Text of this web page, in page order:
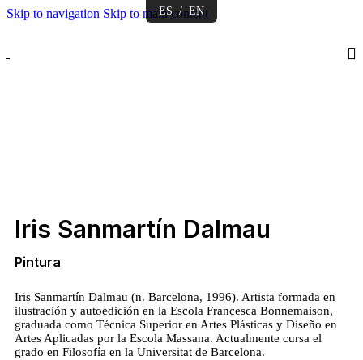
Skip to navigation Skip to main content
Iris Sanmartín Dalmau
Pintura
Iris Sanmartín Dalmau (n. Barcelona, 1996). Artista formada en
ilustración y autoedición en la Escola Francesca Bonnemaison,
graduada como Técnica Superior en Artes Plásticas y Diseño en
Artes Aplicadas por la Escola Massana. Actualmente cursa el
grado en Filosofía en la Universitat de Barcelona.
ES / EN